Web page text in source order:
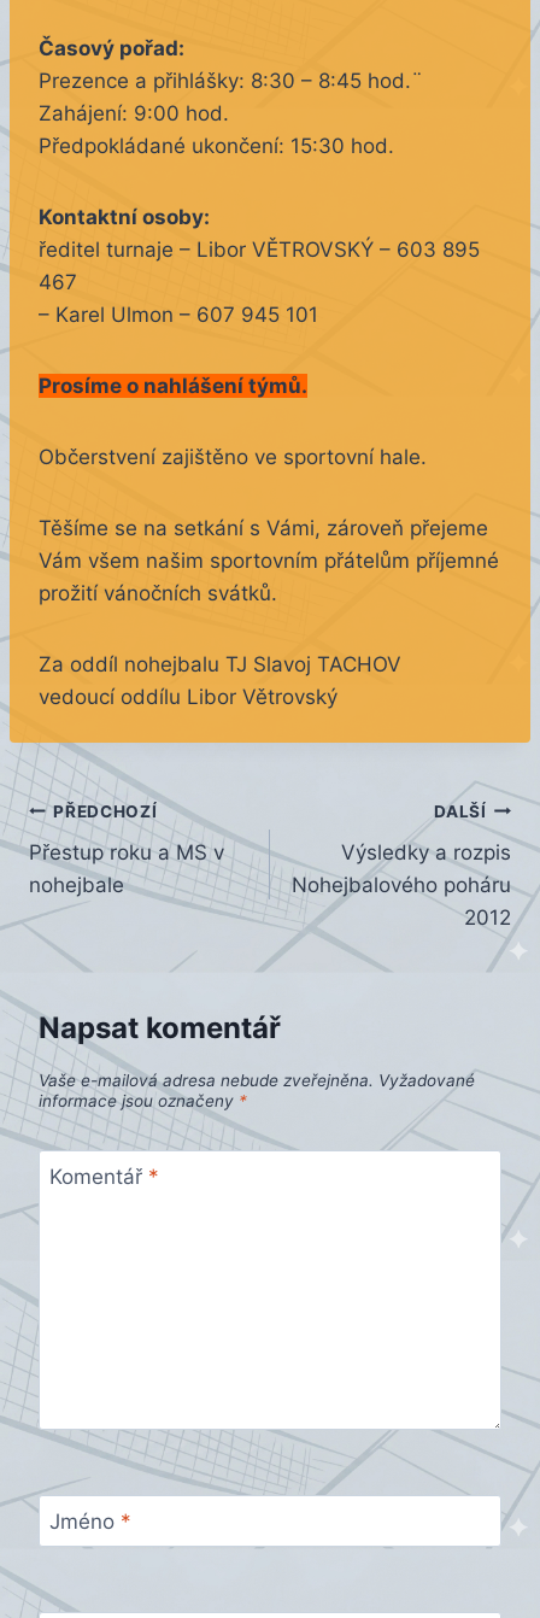
Časový pořad:
Prezence a přihlášky: 8:30 – 8:45 hod.¨
Zahájení: 9:00 hod.
Předpokládané ukončení: 15:30 hod.
Kontaktní osoby:
ředitel turnaje – Libor VĚTROVSKÝ – 603 895
467
– Karel Ulmon – 607 945 101
Prosíme o nahlášení týmů.
Občerstvení zajištěno ve sportovní hale.
Těšíme se na setkání s Vámi, zároveň přejeme
Vám všem našim sportovním přátelům příjemné
prožití vánočních svátků.
Za oddíl nohejbalu TJ Slavoj TACHOV
vedoucí oddílu Libor Větrovský
Navigace
pro
příspěvek
PŘEDCHOZÍ
Přestup roku a MS v
nohejbale
DALŠÍ
Výsledky a rozpis
Nohejbalového poháru
2012
Napsat komentář
Vaše e-mailová adresa nebude zveřejněna. Vyžadované
informace jsou označeny *
Komentář *
Jméno *